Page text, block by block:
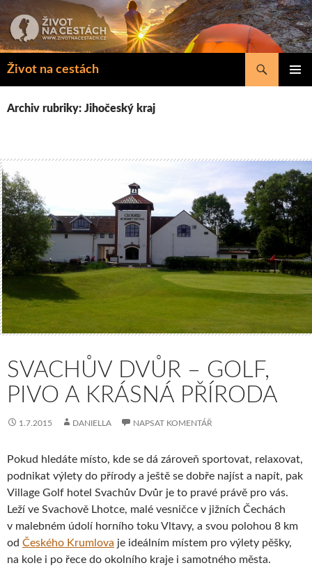
k
obsahu
Život na cestách
Hledat
Archiv rubriky: Jihočeský kraj
SVACHŮV DVŮR – GOLF,
PIVO A KRÁSNÁ PŘÍRODA
1.7.2015 DANIELLA NAPSAT KOMENTÁŘ
Pokud hledáte místo, kde se dá zároveň sportovat, relaxovat,
podnikat výlety do přírody a ještě se dobře najíst a napít, pak
Village Golf hotel Svachův Dvůr je to pravé právě pro vás.
Leží ve Svachově Lhotce, malé vesničce v jižních Čechách
v malebném údolí horního toku Vltavy, a svou polohou 8 km
od Českého Krumlova je ideálním místem pro výlety pěšky,
na kole i po řece do okolního kraje i samotného města.